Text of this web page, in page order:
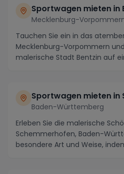
Sportwagen mieten in
Mecklenburg-
Tauchen Sie ein in das
Mecklenburg-Vorpommern
malerische Stadt Bentzin auf
Sportwagen mieten in
Baden-Württemberg
Erleben Sie die malerische
Schemmerhofen, Baden-
besondere Art und Weise,